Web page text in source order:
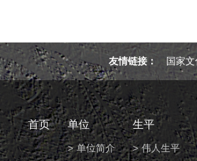
友情链接： 国家
首页 单位
单位简介
生平
伟人生平